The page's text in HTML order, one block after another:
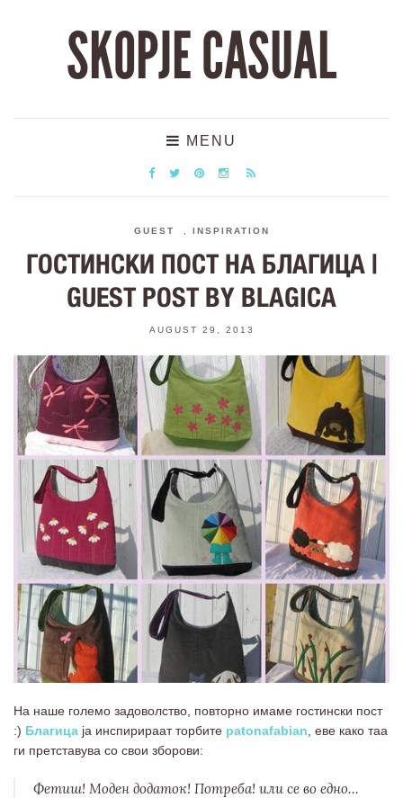
SKOPJE CASUAL
MENU
GUEST INSPIRATION
ГОСТИНСКИ ПОСТ НА БЛАГИЦА |
GUEST POST BY BLAGICA
AUGUST 29, 2013
На наше големо задоволство, повторно имаме гостински пост
:) Благица ја инспирираат торбите patonafabian , еве како таа
ги претставува со свои зборови:
Фетиш! Моден додаток! Потреба! или се во едно…